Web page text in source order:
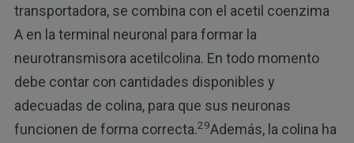
transportadora, se combina con el acetil coenzima
A en la terminal neuronal para formar la
neurotransmisora acetilcolina. En todo momento
debe contar con cantidades disponibles y
adecuadas de colina, para que sus neuronas
funcionen de forma correcta.29Además, la colina ha